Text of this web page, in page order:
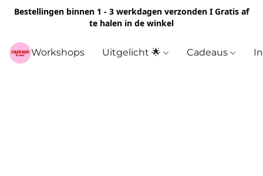
Bestellingen binnen 1 - 3 werkdagen verzonden I Gratis af
te halen in de winkel
Workshops Uitgelicht 🌟 Cadeaus